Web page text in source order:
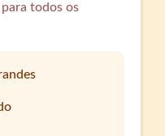
todos os